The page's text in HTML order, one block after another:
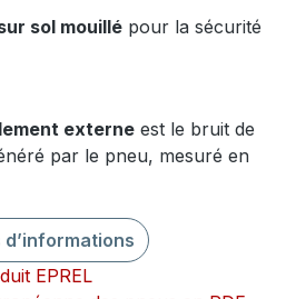
sol mouillé pour la sécurité
externe est le bruit de
par le pneu, mesuré en
EPREL